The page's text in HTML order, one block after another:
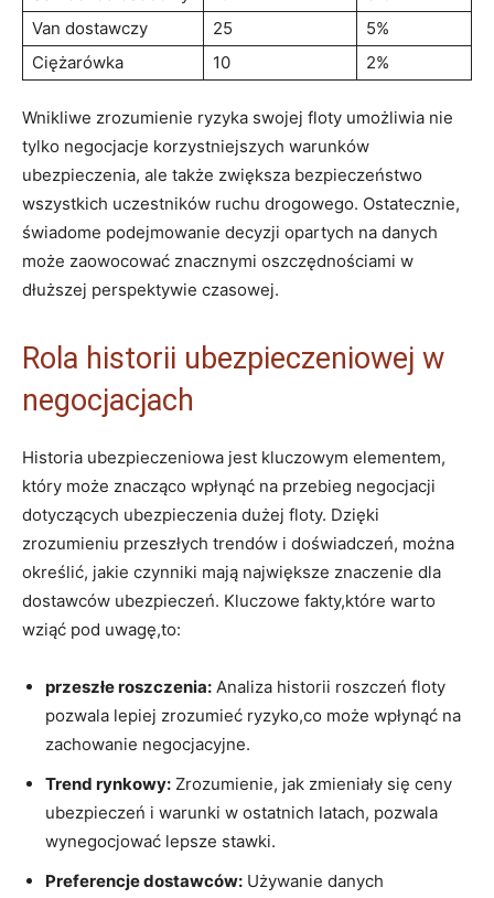
Van dostawczy
25
5%
Ciężarówka
10 2%
Wnikliwe zrozumienie ryzyka swojej floty umożliwia nie
tylko negocjacje korzystniejszych warunków
ubezpieczenia, ale także zwiększa bezpieczeństwo
wszystkich uczestników ruchu drogowego. Ostatecznie,
świadome podejmowanie decyzji opartych na danych
może zaowocować znacznymi oszczędnościami w
dłuższej perspektywie czasowej.
Rola historii ubezpieczeniowej w
negocjacjach
Historia ubezpieczeniowa jest kluczowym elementem,
który może znacząco wpłynąć na przebieg negocjacji
dotyczących ubezpieczenia dużej floty. Dzięki
zrozumieniu przeszłych trendów i doświadczeń, można
określić, jakie czynniki mają największe znaczenie dla
dostawców ubezpieczeń. Kluczowe fakty,które warto
wziąć pod uwagę,to:
przeszłe roszczenia: Analiza historii roszczeń floty
pozwala lepiej zrozumieć ryzyko,co może wpłynąć na
zachowanie negocjacyjne.
Trend rynkowy: Zrozumienie, jak zmieniały się ceny
ubezpieczeń i warunki w ostatnich latach, pozwala
wynegocjować lepsze stawki.
Preferencje dostawców: Używanie danych